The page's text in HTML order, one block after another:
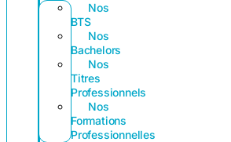
Nos
BTS
Nos
Bachelors
Nos
Titres
Professionnels
Nos
Formations
Professionnelles